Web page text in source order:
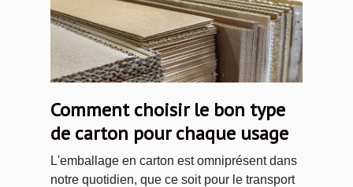
Comment choisir le bon type
de carton pour chaque usage
L'emballage en carton est omniprésent dans
notre quotidien, que ce soit pour le transport